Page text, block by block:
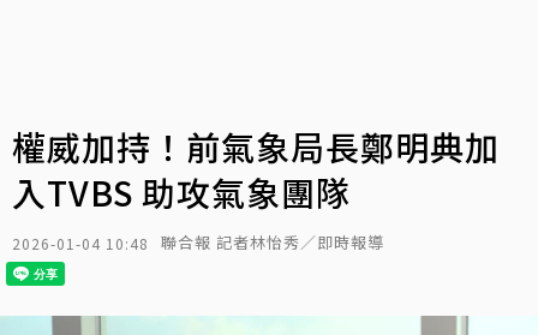
權威加持！前氣象局長鄭明典加
入TVBS 助攻氣象團隊
2026-01-04 10:48 聯合報 記者林怡秀／即時報導